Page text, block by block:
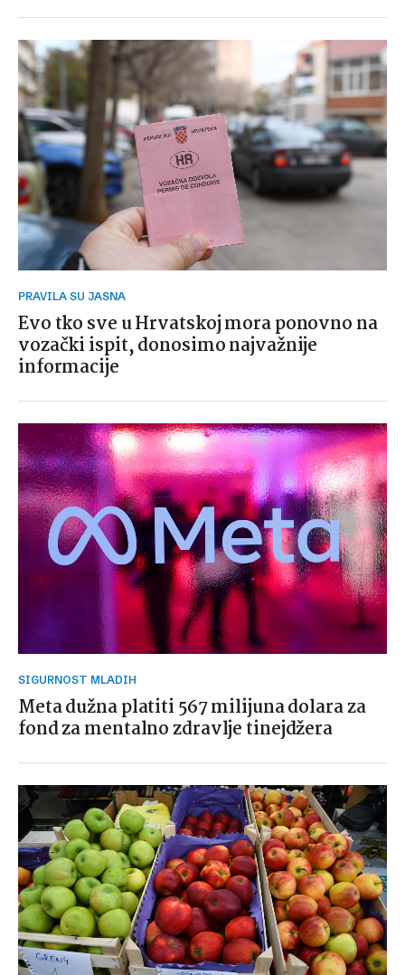
PRAVILA SU JASNA
Evo tko sve u Hrvatskoj mora ponovno na
vozački ispit, donosimo najvažnije
informacije
SIGURNOST MLADIH
Meta dužna platiti 567 milijuna dolara za
fond za mentalno zdravlje tinejdžera